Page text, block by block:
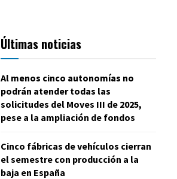
Últimas noticias
Al menos cinco autonomías no
podrán atender todas las
solicitudes del Moves III de 2025,
pese a la ampliación de fondos
Cinco fábricas de vehículos cierran
el semestre con producción a la
baja en España